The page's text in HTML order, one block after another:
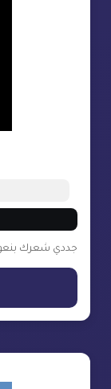
جددي شعرك